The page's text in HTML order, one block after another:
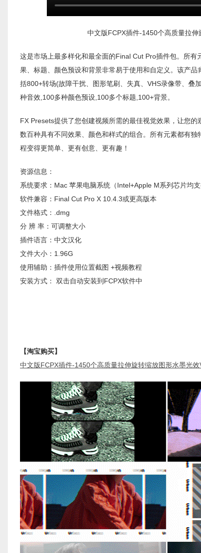
中文版FCPX插件-1450个高质量拉
这是市场上最多样化和最全面的Final Cut Pro插件包。所
果、标题、颜色预设和背景非常易于使用和自定义。该产
括800+转场(故障干扰、图形笔刷、失真、VHS录像带、叠
种音效,100多种颜色预设,100多个标题,100+背景。
FX Presets提供了您创建视频所需的最佳视觉效果，让您
数百种具有不同效果、颜色和样式的组合。所有元素都有
程变得更简单、更有创意、更有趣！
资源信息：
系统要求：Mac 苹果电脑系统（Intel+Apple M系列芯片均支
软件兼容：Final Cut Pro X 10.4.3或更高版本
文件格式：.dmg
分 辨 率：可调整大小
插件语言：中文汉化
文件大小：1.96G
使用辅助：插件使用位置截图 +视频教程
安装方式： 双击自动安装到FCPX软件中
【淘宝购买】
中文版FCPX插件-1450个高质量拉伸旋转缩放图形水墨光